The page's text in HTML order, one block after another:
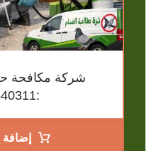
شركة مكافحة
:0501640311